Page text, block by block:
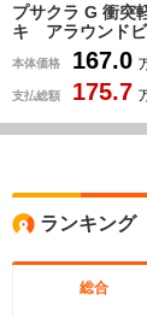
プサクラ X 日
LEDライト ア
モニター
本体価格 150.0
支払総額 156.9
ランキング
総合